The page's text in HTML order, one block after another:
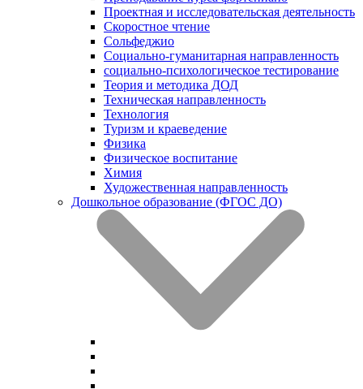
Проектная и исследовательская деятельность
Скоростное чтение
Сольфеджио
Социально-гуманитарная направленность
социально-психологическое тестирование
Теория и методика ДОД
Техническая направленность
Технология
Туризм и краеведение
Физика
Физическое воспитание
Химия
Художественная направленность
Дошкольное образование (ФГОС ДО)